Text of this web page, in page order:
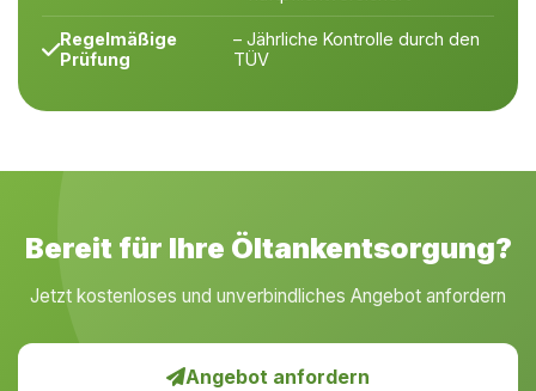
Regelmäßige
Prüfung
– Jährliche Kontrolle durch den
TÜV
Bereit für Ihre Öltankentsorgung?
Jetzt kostenloses und unverbindliches Angebot anfordern
Angebot anfordern